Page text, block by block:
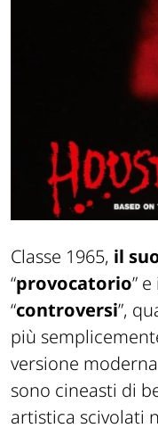
Classe 1965, il
“provocatorio”
“controversi”,
più
versione
sono cineasti di
artistica scivolati